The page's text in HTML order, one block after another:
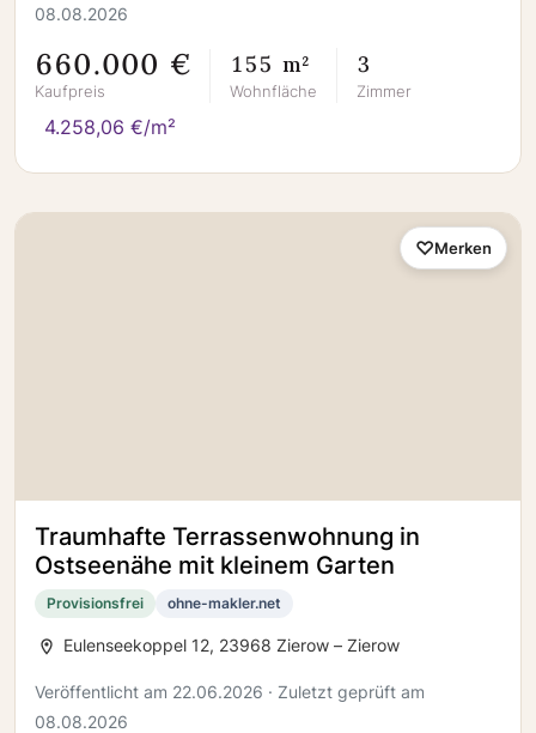
08.08.2026
660.000 €
Kaufpreis
155 m²
Wohnfläche
3
Zimmer
4.258,06 €/m²
Traumhafte Terrassenwohnung in
Ostseenähe mit kleinem Garten
Provisionsfrei ohne-makler.net
Eulenseekoppel 12, 23968 Zierow – Zierow
Veröffentlicht am 22.06.2026 · Zuletzt geprüft am
08.08.2026
Merken